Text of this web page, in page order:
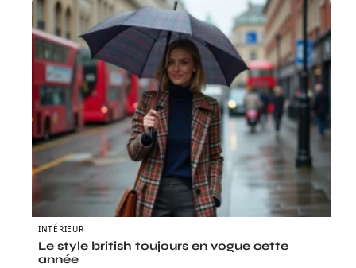
INTÉRIEUR
Le style british toujours en vogue cette
année